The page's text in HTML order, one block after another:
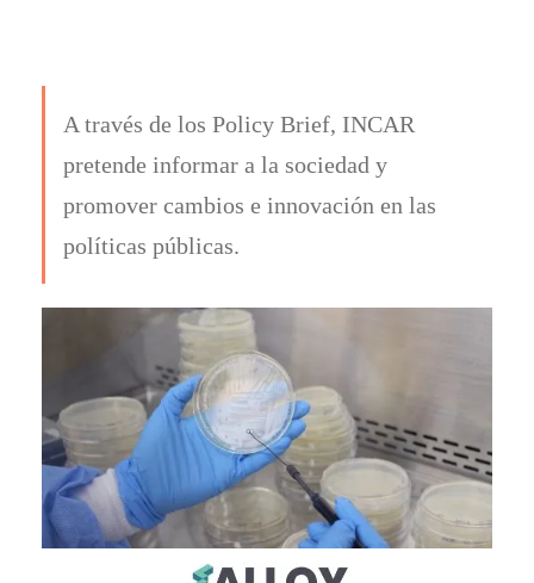
A través de los Policy Brief, INCAR
pretende informar a la sociedad y
promover cambios e innovación en las
políticas públicas.